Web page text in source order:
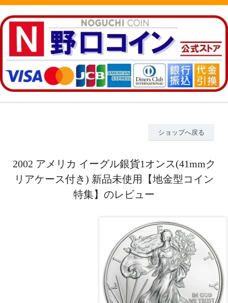
ショップへ戻る
2002 アメリカ イーグル銀貨1オンス(41mmク
リアケース付き) 新品未使用【地金型コイン
特集】のレビュー